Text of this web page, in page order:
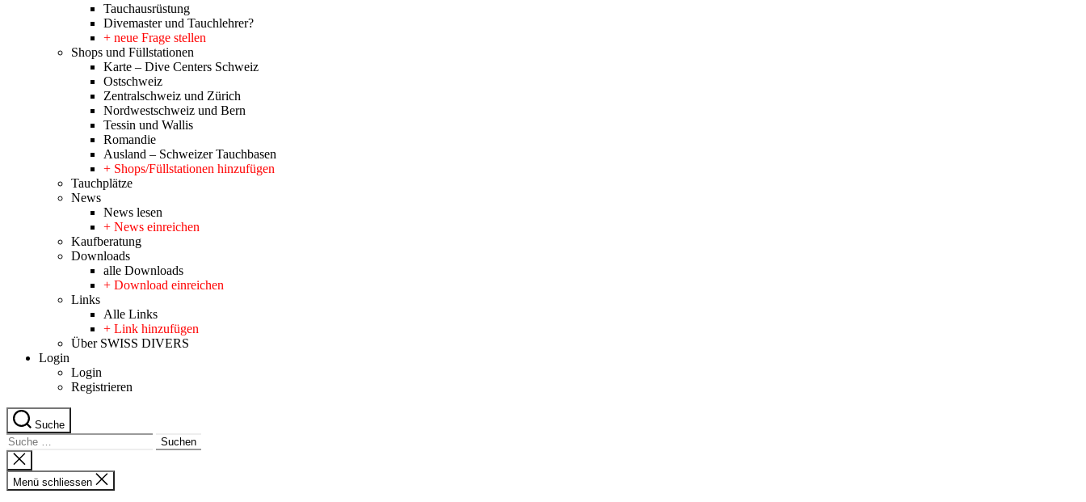
Tauchausrüstung
Divemaster und Tauchlehrer?
+ neue Frage stellen
Shops und Füllstationen
Karte – Dive Centers Schweiz
Ostschweiz
Zentralschweiz und Zürich
Nordwestschweiz und Bern
Tessin und Wallis
Romandie
Ausland – Schweizer Tauchbasen
+ Shops/Füllstationen hinzufügen
Tauchplätze
News
News lesen
+ News einreichen
Kaufberatung
Downloads
alle Downloads
+ Download einreichen
Links
Alle Links
+ Link hinzufügen
Über SWISS DIVERS
Login
Login
Registrieren
Suche
Suche
nach:
Suche
schliessen
Menü schliessen